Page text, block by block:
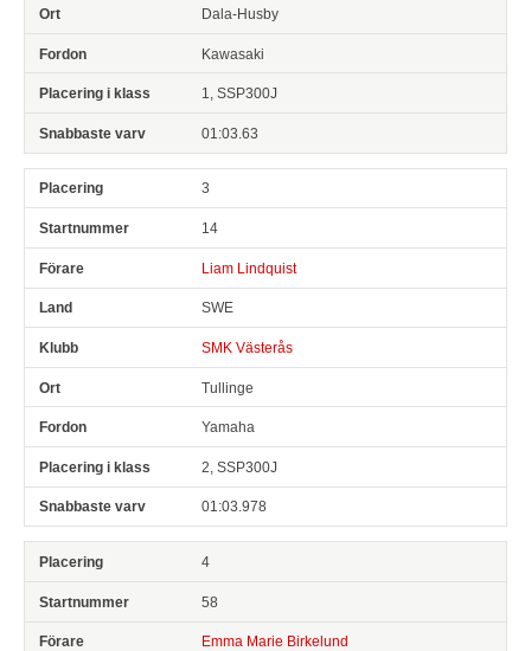
Dala-Husby
Kawasaki
1, SSP300J
01:03.63
3
14
Liam Lindquist
SWE
SMK Västerås
Tullinge
Yamaha
2, SSP300J
01:03.978
4
58
Emma Marie Birkelund